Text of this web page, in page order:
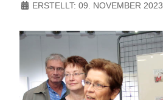
ERSTELLT: 09. NOVEMBER 2023